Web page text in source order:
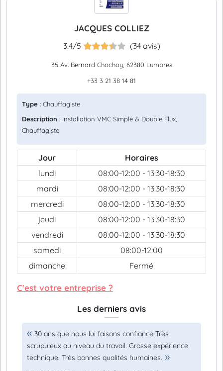
JACQUES COLLIEZ
3.4/5 (34 avis)
35 Av. Bernard Chochoy, 62380 Lumbres
+33 3 21 38 14 81
Type : Chauffagiste
Description : Installation VMC Simple & Double Flux,
Chauffagiste
Jour
Horaires
lundi
08:00-12:00 - 13:30-18:30
mardi
08:00-12:00 - 13:30-18:30
mercredi
08:00-12:00 - 13:30-18:30
jeudi
08:00-12:00 - 13:30-18:30
vendredi
08:00-12:00 - 13:30-18:30
samedi
08:00-12:00
dimanche
Fermé
C'est votre entreprise ?
Les derniers avis
30 ans que nous lui faisons confiance Très
scrupuleux au niveau du travail. Grosse expérience
technique. Très bonnes qualités humaines.